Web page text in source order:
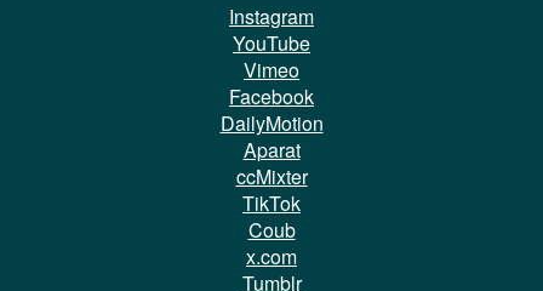
Instagram
YouTube
Vimeo
Facebook
DailyMotion
Aparat
ccMixter
TikTok
Coub
x.com
Tumblr